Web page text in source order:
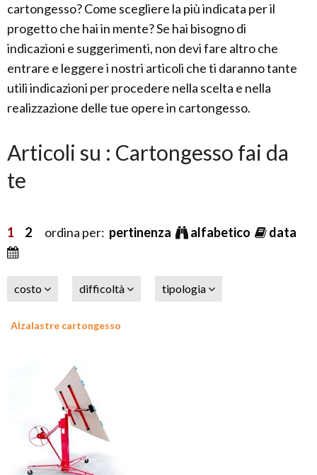
cartongesso? Come scegliere la più indicata per il
progetto che hai in mente? Se hai bisogno di
indicazioni e suggerimenti, non devi fare altro che
entrare e leggere i nostri articoli che ti daranno tante
utili indicazioni per procedere nella scelta e nella
realizzazione delle tue opere in cartongesso.
Articoli su : Cartongesso fai da
te
1 2 ordina per: pertinenza alfabetico data
costo difficoltà tipologia
Alzalastre cartongesso